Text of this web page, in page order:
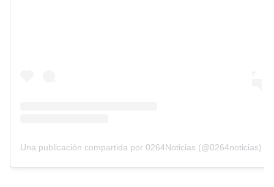
Una publicación compartida por 0264Noticias (@0264noticias)